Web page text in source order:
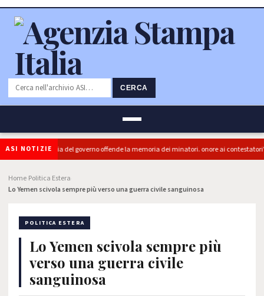
CERCA
ASI NOTIZIE
"L'Ipocrisia del governo offende la memoria dei minatori. onore ai contestatori"
Home Politica Estera
Lo Yemen scivola sempre più verso una guerra civile sanguinosa
POLITICA ESTERA
Lo Yemen scivola sempre più
verso una guerra civile
sanguinosa